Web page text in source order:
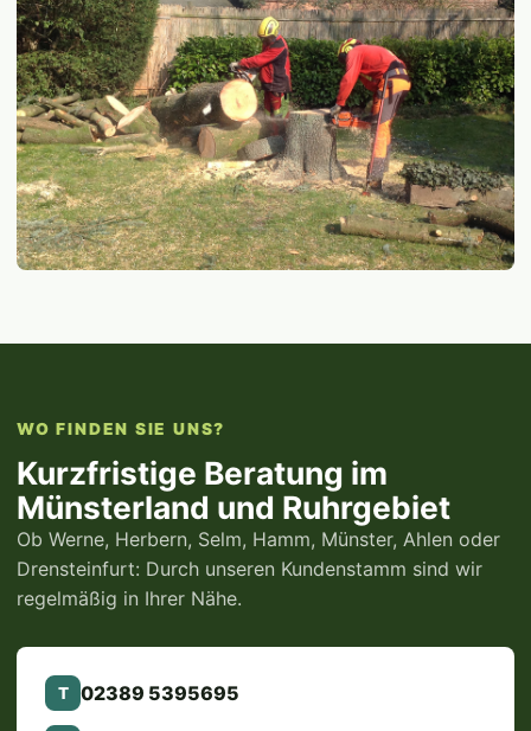
WO FINDEN SIE UNS?
Kurzfristige Beratung im
Münsterland und Ruhrgebiet
Ob Werne, Herbern, Selm, Hamm, Münster, Ahlen oder
Drensteinfurt: Durch unseren Kundenstamm sind wir
regelmäßig in Ihrer Nähe.
T 02389 5395695